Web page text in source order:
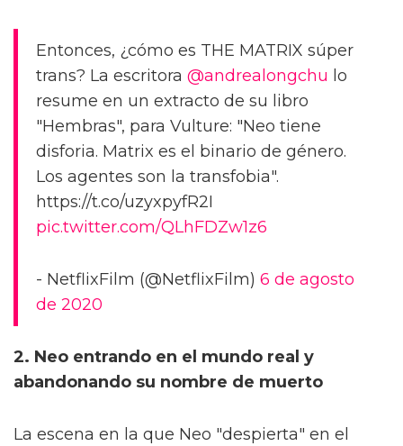
Entonces, ¿cómo es THE MATRIX súper
trans? La escritora @andrealongchu lo
resume en un extracto de su libro
"Hembras", para Vulture: "Neo tiene
disforia. Matrix es el binario de género.
Los agentes son la transfobia".
https://t.co/uzyxpyfR2I
pic.twitter.com/QLhFDZw1z6
- NetflixFilm (@NetflixFilm) 6 de agosto
de 2020
2. Neo entrando en el mundo real y
abandonando su nombre de muerto
La escena en la que Neo "despierta" en el